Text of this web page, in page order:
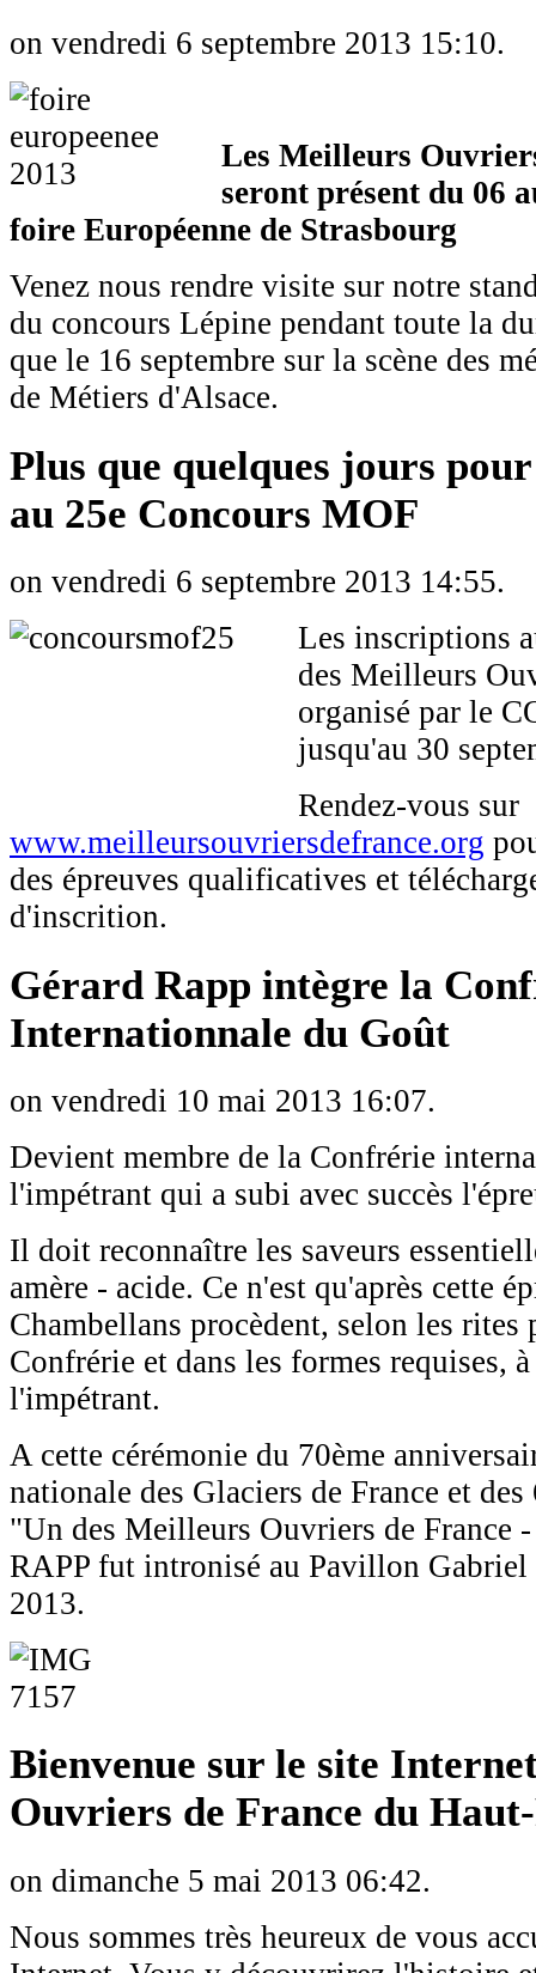
on vendredi 6 septembre 2013 15:10.
Les Meilleurs
seront présent du 06
foire Européenne de Strasbourg
Venez nous rendre visite sur notre
du concours Lépine pendant toute la
que le 16 septembre sur la scène des
de Métiers d'Alsace.
Plus que quelques jours
au 25e Concours MOF
on vendredi 6 septembre 2013 14:55.
Les inscriptions
des Meilleurs
organisé par le
jusqu'au 30
Rendez-vous sur
www.meilleursouvriersdefrance.org
des épreuves qualificatives et
d'inscrition.
Gérard Rapp intègre la
Internationnale du Goût
on vendredi 10 mai 2013 16:07.
Devient membre de la Confrérie
l'impétrant qui a subi avec succès
Il doit reconnaître les saveurs
amère - acide. Ce n'est qu'après cette
Chambellans procèdent, selon les rites
Confrérie et dans les formes requises,
l'impétrant.
A cette cérémonie du 70ème
nationale des Glaciers de France et
"Un des Meilleurs Ouvriers de France
RAPP fut intronisé au Pavillon
2013.
Bienvenue sur le site
Ouvriers de France du
on dimanche 5 mai 2013 06:42.
Nous sommes très heureux de vous